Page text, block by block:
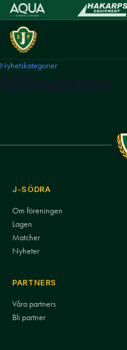
Nyhetskategorier
J-SÖDRA
Om föreningen
Lagen
Matcher
Nyheter
PARTNERS
Våra partners
Bli partner